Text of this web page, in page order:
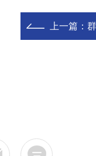
上一篇： 群